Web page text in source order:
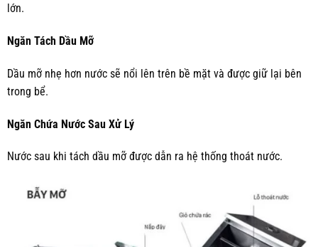
lớn.
Ngăn Tách Dầu Mỡ
Dầu mỡ nhẹ hơn nước sẽ nổi lên trên bề mặt và được giữ lại bên
trong bể.
Ngăn Chứa Nước Sau Xử Lý
Nước sau khi tách dầu mỡ được dẫn ra hệ thống thoát nước.